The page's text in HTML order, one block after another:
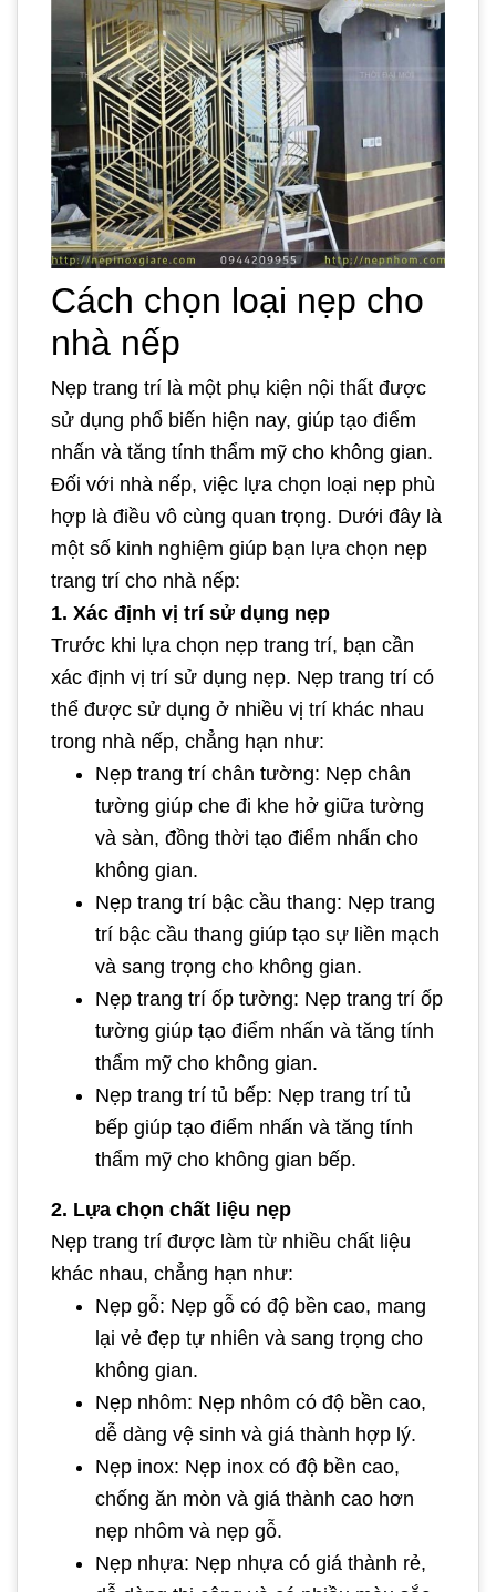
Cách chọn loại nẹp cho
nhà nếp
Nẹp trang trí là một phụ kiện nội thất được
sử dụng phổ biến hiện nay, giúp tạo điểm
nhấn và tăng tính thẩm mỹ cho không gian.
Đối với nhà nếp, việc lựa chọn loại nẹp phù
hợp là điều vô cùng quan trọng. Dưới đây là
một số kinh nghiệm giúp bạn lựa chọn nẹp
trang trí cho nhà nếp:
1. Xác định vị trí sử dụng nẹp
Trước khi lựa chọn nẹp trang trí, bạn cần
xác định vị trí sử dụng nẹp. Nẹp trang trí có
thể được sử dụng ở nhiều vị trí khác nhau
trong nhà nếp, chẳng hạn như:
Nẹp trang trí chân tường: Nẹp chân
tường giúp che đi khe hở giữa tường
và sàn, đồng thời tạo điểm nhấn cho
không gian.
Nẹp trang trí bậc cầu thang: Nẹp trang
trí bậc cầu thang giúp tạo sự liền mạch
và sang trọng cho không gian.
Nẹp trang trí ốp tường: Nẹp trang trí ốp
tường giúp tạo điểm nhấn và tăng tính
thẩm mỹ cho không gian.
Nẹp trang trí tủ bếp: Nẹp trang trí tủ
bếp giúp tạo điểm nhấn và tăng tính
thẩm mỹ cho không gian bếp.
2. Lựa chọn chất liệu nẹp
Nẹp trang trí được làm từ nhiều chất liệu
khác nhau, chẳng hạn như:
Nẹp gỗ: Nẹp gỗ có độ bền cao, mang
lại vẻ đẹp tự nhiên và sang trọng cho
không gian.
Nẹp nhôm: Nẹp nhôm có độ bền cao,
dễ dàng vệ sinh và giá thành hợp lý.
Nẹp inox: Nẹp inox có độ bền cao,
chống ăn mòn và giá thành cao hơn
nẹp nhôm và nẹp gỗ.
Nẹp nhựa: Nẹp nhựa có giá thành rẻ,